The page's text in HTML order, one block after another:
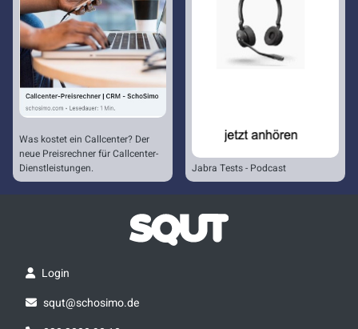
Was kostet ein Callcenter? Der
neue Preisrechner für Callcenter-
Dienstleistungen.
Jabra Tests - Podcast
Login
squt@schosimo.de